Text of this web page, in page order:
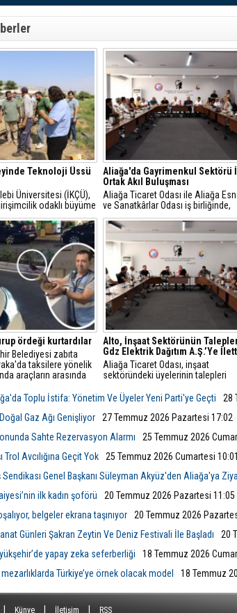
Teknoloji Üssü
Üniversitesi (İKÇÜ),
odaklı büyüme
yatırımlarından
İzmir Teknoloji
projesinde yeni bir
Aliağa'da Gayrimenkul Sektörü
Ortak Akıl Buluşması
Aliağa Ticaret Odası ile Aliağa
ve Sanatkârlar Odası iş birliğinde,
ilçede faaliyet gösteren
danışmanlarıyla sektörel istişare
toplantısı gerçekleştirildi.
ördeği kurtardılar
Belediyesi zabıta
taksilere yönelik
araçların arasında
Alto, İnşaat Sektörünün
Gdz Elektrik Dağıtım A.Ş.’Ye
Aliağa Ticaret Odası, inşaat
sektöründeki üyelerinin talepleri
yetkilileriyle toplantı düzenledi.
Görüşmede sayaç panosu ve enerji
odası düzenlemeleriyle ilgili yeni
değerlendirildi.
Toplu İstifa: Yönetim Ve Üyeler Yeni Parti'ye Geçti
28
Gaz Ağı Genişliyor
27 Temmuz 2026 Pazartesi 17:02
Sahte Rezervasyon Alarmı
25 Temmuz 2026
Trol Avcılığına Geçit Yok
25 Temmuz 2026 Cumartesi
Sendikası Genel Başkanı Süleyman Akyüz'den Aliağa'ya
ilk kadın şoförü
20 Temmuz 2026 Pazartesi 11:05
belgeler ekrana taşınıyor
20 Temmuz 2026
Günleri Şakran Zeytin Ve Deniz Festivali İle Başladı
20
yapay zeka seferberliği
18 Temmuz 2026
Türkiye’ye örnek olacak model
18 Temmuz
Künye İletişim RSS